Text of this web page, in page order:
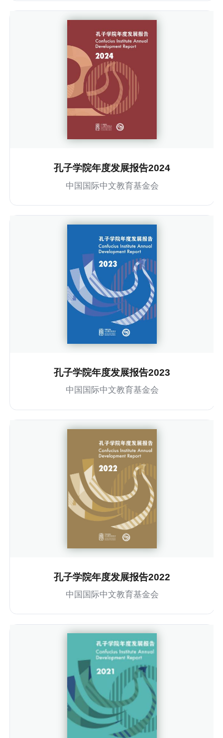
孔子学院年度发展报告2024
中国国际中文教育基金会
孔子学院年度发展报告2023
中国国际中文教育基金会
孔子学院年度发展报告2022
中国国际中文教育基金会